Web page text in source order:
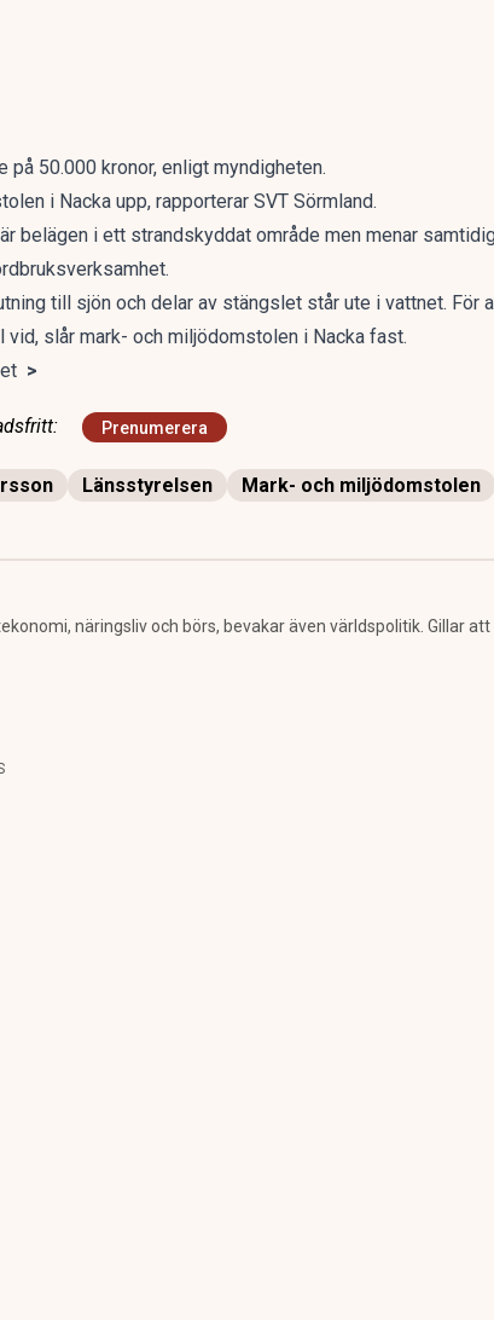
50.000 kronor, enligt myndigheten.
i Nacka upp, rapporterar SVT Sörmland.
belägen i ett strandskyddat område men menar
till sjön och delar av stängslet står ute i vattnet. För
vid, slår mark- och miljödomstolen i Nacka fast.
>
Prenumerera
Länsstyrelsen Mark- och miljödomstolen
näringsliv och börs, bevakar även världspolitik. Gillar